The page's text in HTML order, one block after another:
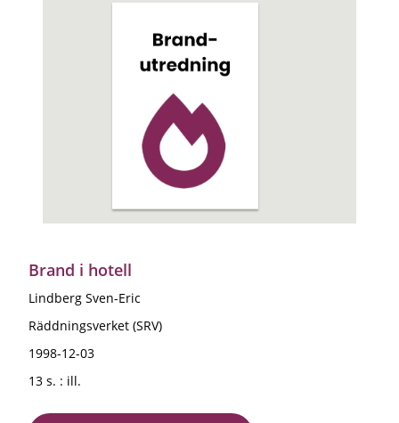
Brand i hotell
Lindberg Sven-Eric
Räddningsverket (SRV)
1998-12-03
13 s. : ill.